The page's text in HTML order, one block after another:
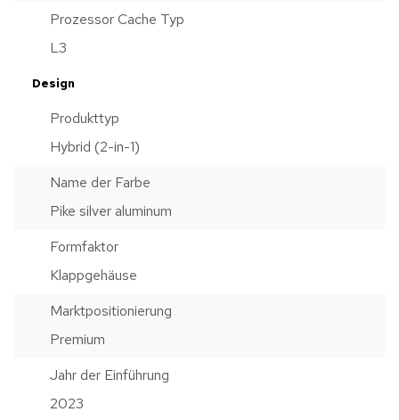
Prozessor Cache Typ
L3
Design
Produkttyp
Hybrid (2-in-1)
Name der Farbe
Pike silver aluminum
Formfaktor
Klappgehäuse
Marktpositionierung
Premium
Jahr der Einführung
2023